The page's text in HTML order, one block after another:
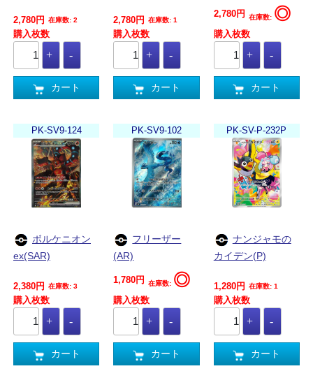
2,780円 在庫数: 2
購入枚数
カート
2,780円 在庫数: 1
購入枚数
カート
2,780円 在庫数: ◎
購入枚数
カート
PK-SV9-124
ボルケニオン
ex(SAR)
2,380円 在庫数: 3
購入枚数
カート
PK-SV9-102
フリーザー
(AR)
1,780円 在庫数: ◎
購入枚数
カート
PK-SV-P-232P
ナンジャモの
カイデン(P)
1,280円 在庫数: 1
購入枚数
カート